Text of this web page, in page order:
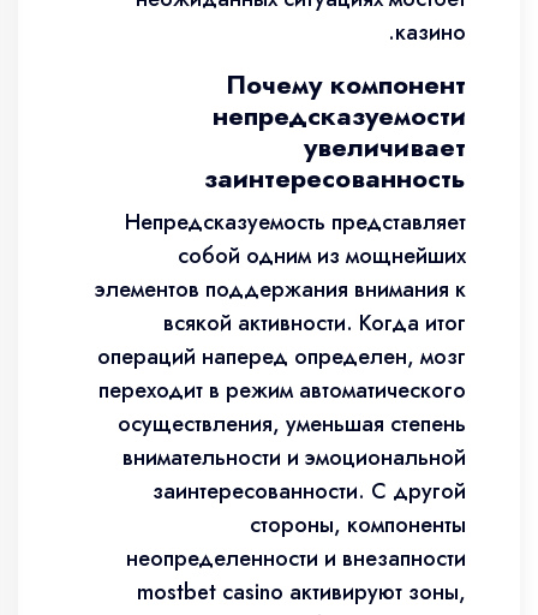
казино.
Почему компонент
непредсказуемости
увеличивает
заинтересованность
Непредсказуемость представляет
собой одним из мощнейших
элементов поддержания внимания к
всякой активности. Когда итог
операций наперед определен, мозг
переходит в режим автоматического
осуществления, уменьшая степень
внимательности и эмоциональной
заинтересованности. С другой
стороны, компоненты
неопределенности и внезапности
mostbet casino активируют зоны,